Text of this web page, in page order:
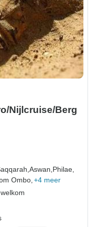
Nijlcruise/Berg
Aswan,Philae,
Ombo, +4 meer